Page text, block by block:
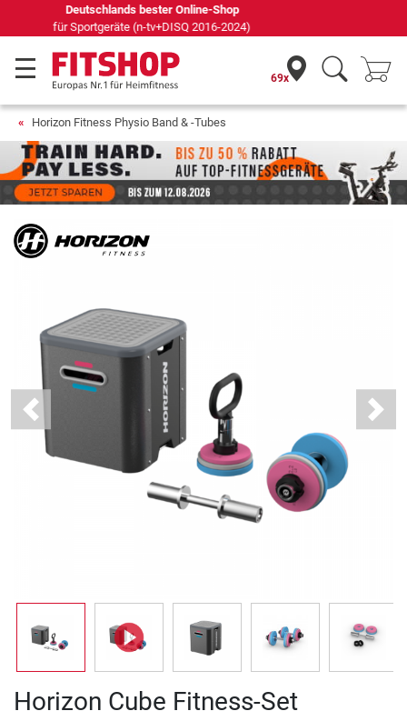
69 Fachmärkte vor Ort mit 75 eigenen Servicetechnikern
69x
Horizon Fitness Physio Band & -Tubes
Previous Next
Horizon Cube Fitness-Set